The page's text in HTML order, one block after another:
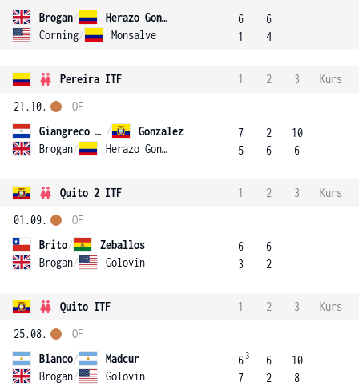
Brogan/
Herazo Gonzalez
Corning/ Monsalve
6
1
6
4
Pereira ITF 1 2 3
Kurs
21.10.
Giangreco Campiz /
Gonzalez
Brogan/ Herazo Gonzalez
OF
7
5
2
6
10
6
Quito 2 ITF 1 2 3
Kurs
01.09.
Brito/
Zeballos
Brogan/ Golovin
OF
6
3
6
2
Quito ITF 1 2 3
Kurs
25.08.
Blanco/
Madcur
Brogan/ Golovin
OF
6 3
7
6
2
10
8